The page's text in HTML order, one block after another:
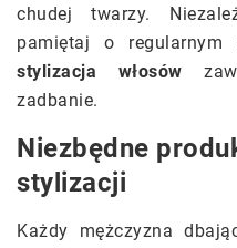
chudej twarzy.
pamiętaj o regularnym
stylizacja włosów
zadbanie.
Niezbędne
stylizacji
Każdy mężczyzna